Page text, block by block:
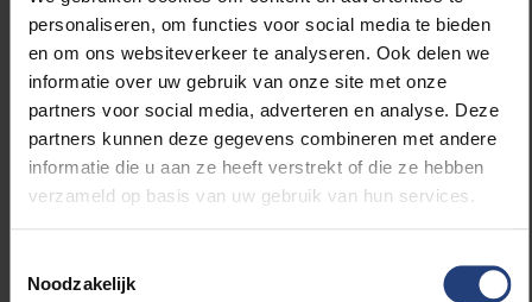
personaliseren, om functies voor social media te bieden
en om ons websiteverkeer te analyseren. Ook delen we
informatie over uw gebruik van onze site met onze
partners voor social media, adverteren en analyse. Deze
partners kunnen deze gegevens combineren met andere
informatie die u aan ze heeft verstrekt of die ze hebben
verzameld op basis van uw gebruik van hun services.
Noodzakelijk
Lees meer over:
Maatschappij en engagement